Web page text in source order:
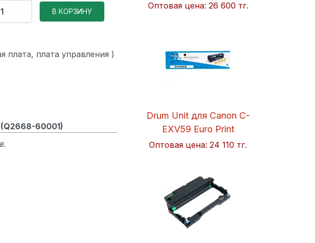
плата, плата управления )
60001)
Оптовая цена: 26 600 тг.
Drum Unit для Canon C-
EXV59 Euro Print
Оптовая цена:24 110 тг.